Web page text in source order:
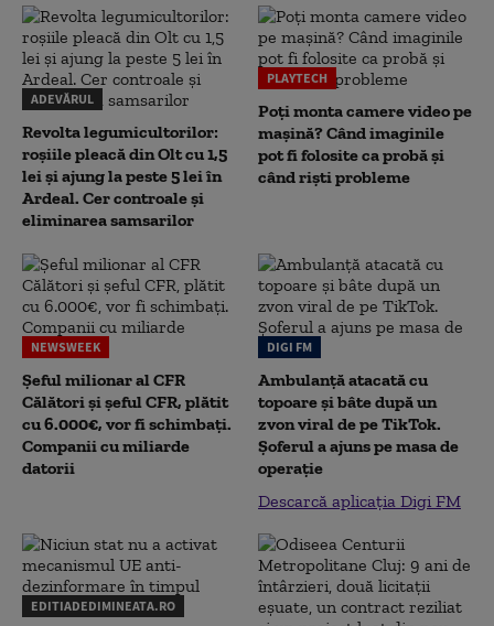
ADEVĂRUL
Revolta legumicultorilor:
roșiile pleacă din Olt cu 1,5
lei și ajung la peste 5 lei în
Ardeal. Cer controale și
eliminarea samsarilor
PLAYTECH
Poți monta camere video pe
mașină? Când imaginile
pot fi folosite ca probă și
când riști probleme
NEWSWEEK
Șeful milionar al CFR
Călători și șeful CFR, plătit
cu 6.000€, vor fi schimbați.
Companii cu miliarde
datorii
DIGI FM
Ambulanță atacată cu
topoare și bâte după un
zvon viral de pe TikTok.
Șoferul a ajuns pe masa de
operație
Descarcă aplicația Digi FM
EDITIADEDIMINEATA.RO